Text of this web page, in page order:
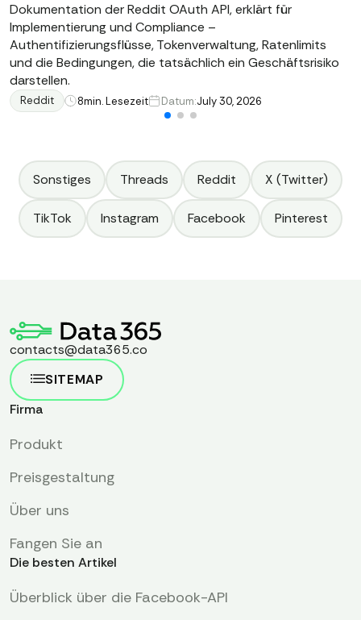
Dokumentation der Reddit OAuth API, erklärt für
Implementierung und Compliance –
Authentifizierungsflüsse, Tokenverwaltung, Ratenlimits
und die Bedingungen, die tatsächlich ein Geschäftsrisiko
darstellen.
Reddit 8min. Lesezeit Datum:July 30, 2026
Sonstiges Threads Reddit X (Twitter)
TikTok Instagram Facebook Pinterest
contacts@data365.co
SITEMAP
Firma
Produkt
Preisgestaltung
Über uns
Fangen Sie an
Die besten Artikel
Überblick über die Facebook-API